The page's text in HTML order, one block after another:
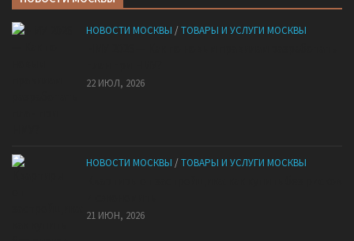
НОВОСТИ МОСКВЫ /ТОВАРЫ И УСЛУГИ МОСКВЫ
22 ИЮЛ, 2026
НОВОСТИ МОСКВЫ /ТОВАРЫ И УСЛУГИ МОСКВЫ
21 ИЮН, 2026